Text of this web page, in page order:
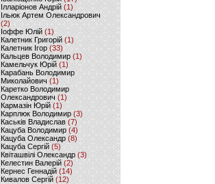
Ілларіонов Андрій (1)
Ільюк Артем Олександрович
(2)
Іоффе Юлій (1)
Калетник Григорій(1)
Калетник Ігор (33)
Кальцев Володимир(1)
Камельчук Юрій (1)
Карабань Володимир
Миколайович (1)
Каретко Володимир
Олександрович (1)
Кармазін Юрій(1)
Карплюк Володимир(3)
Каськів Владислав (7)
Кацуба Володимир (4)
Кацуба Олександр (8)
Кацуба Сергій (5)
Квіташвілі Олександр(3)
Келестин Валерій(2)
Кернес Геннадій (14)
Кивалов Сергій (12)